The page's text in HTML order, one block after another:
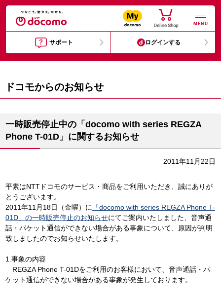
MENU
サポート ログインする
ドコモからのお知らせ
一時販売停止中の「docomo with series REGZA
Phone T-01D」に関するお知らせ
2011年11月22日
平素はNTTドコモのサービス・商品をご利用いただき、誠にありが
とうございます。
2011年11月18日（金曜）に
「docomo with series REGZA Phone T-
01D」の一時販売停止のお知らせにてご案内いたしました、音声通
話・パケット通信ができない場合がある事象について、原因が判明
致しましたのでお知らせいたします。
1.事象の内容
REGZA Phone T-01Dをご利用のお客様において、音声通話・パ
ケット通信ができない場合がある事象が発生しております。